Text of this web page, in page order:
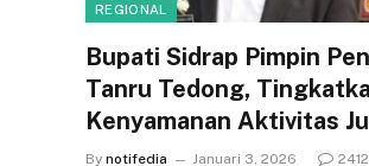
REGIONAL
Bupati Sidrap Pimpin
Tanru Tedong,
Kenyamanan Aktivitas
By notifedia Januari 3, 2026 2412